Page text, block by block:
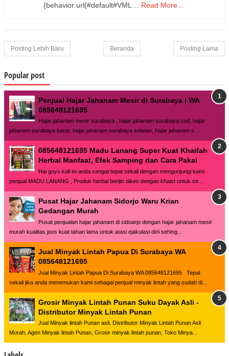
{behavior:url(#default#VML…
Read More...
Posting Lebih Baru Posting Lama
Beranda
Popular post
Penjual Hajar Jahanam Mesir di Surabaya | WA
085648121695
Hajar jahanam mesir surabaya , hajar jahanam surabaya cod, hajar
jahanam surabaya barat, hajar jahanam surabaya selatan, hajar jahanam s...
085648121695 Madu Lanang Super Kuat Khaifah
Herbal Manfaat, Efek Samping dan Cara Pakai
Hai guys kali ini anda sangat tepat sekali dengan mengunjungi kami
penjual MADU LANANG , Produk herbal berijin dikes dengan khaist untuk str...
Pusat Hajar Jahanam Sidorjo Waru Krian
Gedangan Murah
Pusat penjualan hajar jahanam di sidoarjo dengan hajar jahanam mesir
murah kualitas joos kuat tahan lama untuk atasi ejakulasi dini sehing...
Jual Minyak Lintah Papua Di Surabaya WA
085648121695
Jual Minyak Lintah Papua Di Surabaya WA 085648121695 Tepat
sekali jika anda menemukan kami sebagai penjual minyak lintah yang sudah di...
Grosir Minyak Lintah Punan Suku Dayak Asli -
Distributor Minyak Lintah Punan
Jual Minyak lintah Punan asli, Distributor Minyak Lintah Punan Asli
Murah, Agen Minyak lintah Punan, Grosir minyak lintah punan, Toko Minya...